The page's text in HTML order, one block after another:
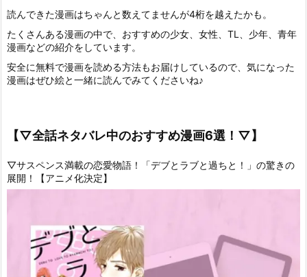
読んできた漫画はちゃんと数えてませんが4桁を越えたかも。
たくさんある漫画の中で、おすすめの少女、女性、TL、少年、青年
漫画などの紹介をしています。
安全に無料で漫画を読める方法もお届けしているので、気になった
漫画はぜひ絵と一緒に読んでみてくださいね♪
【▽全話ネタバレ中のおすすめ漫画6選！▽】
▽サスペンス満載の恋愛物語！「デブとラブと過ちと！」の驚きの
展開！【アニメ化決定】